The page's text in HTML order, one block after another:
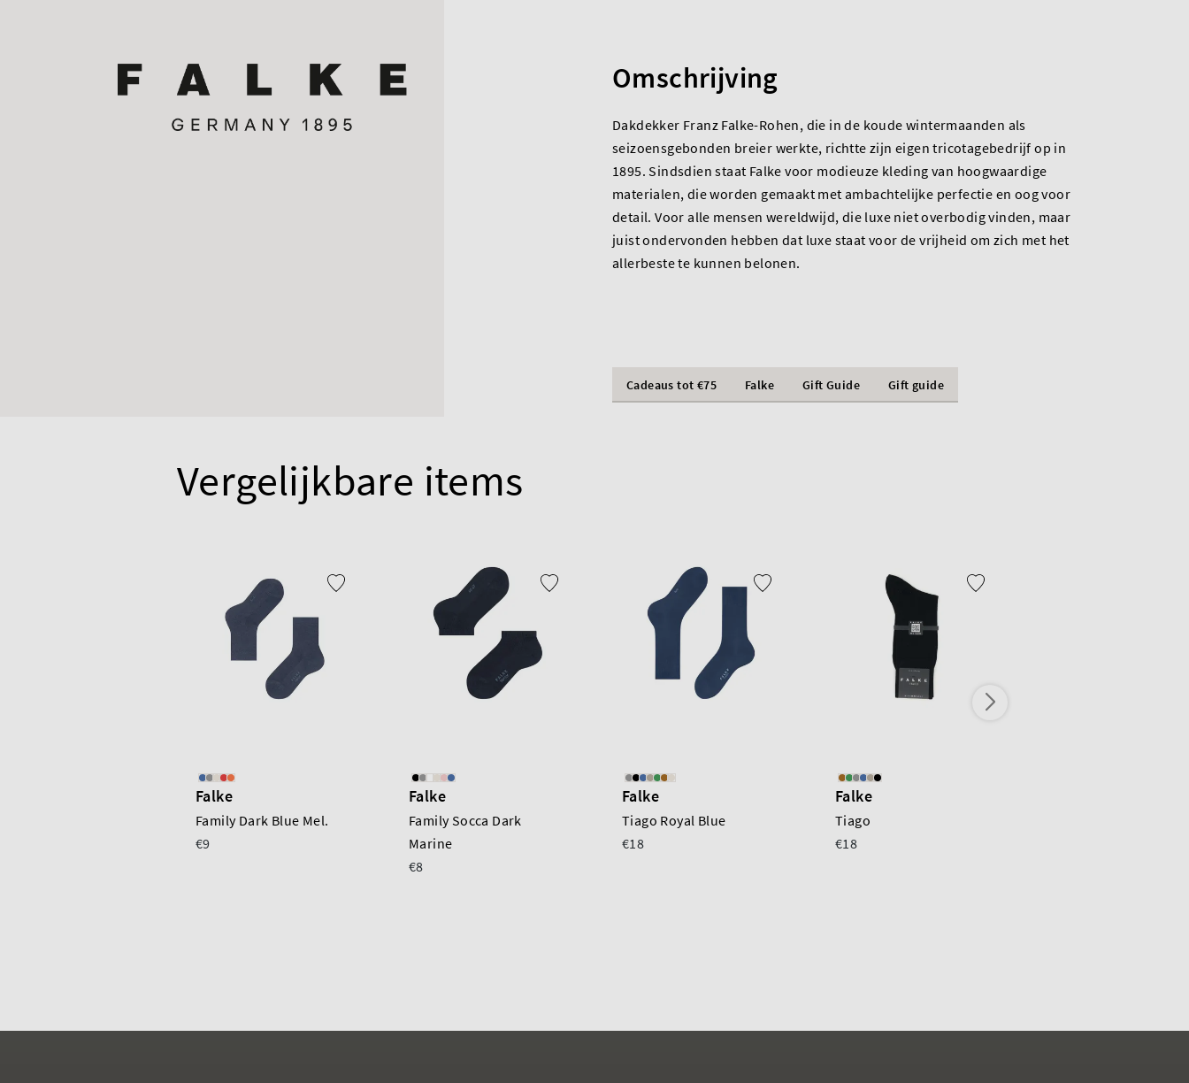
Omschrijving
Dakdekker Franz Falke-Rohen, die in de koude wintermaanden als
seizoensgebonden breier werkte, richtte zijn eigen tricotagebedrijf op in
1895. Sindsdien staat Falke voor modieuze kleding van hoogwaardige
materialen, die worden gemaakt met ambachtelijke perfectie en oog voor
detail. Voor alle mensen wereldwijd, die luxe niet overbodig vinden, maar
juist ondervonden hebben dat luxe staat voor de vrijheid om zich met het
allerbeste te kunnen belonen.
Cadeaus tot €75 Falke Gift Guide Gift guide
Vergelijkbare items
Falke
Family Dark Blue Mel.
€9
Falke
Family Socca Dark
Marine
€8
Falke
Tiago Royal Blue
€18
Falke
Tiago
€18